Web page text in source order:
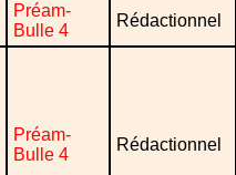
Préam-
Bulle 4
Rédactionnel
Préam-
Bulle 4
Rédactionnel